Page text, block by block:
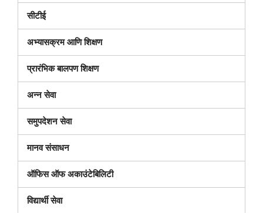
सीटीई
अभ्यासक्रम आणि शिक्षण
प्रारंभिक बालपण शिक्षण
अन्न सेवा
समुपदेशन सेवा
मानव संसाधन
ऑफिस ऑफ अकाउंटेबिलिटी
विद्यार्थी सेवा